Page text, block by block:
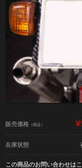
販売価格 （税込）
在庫状態
この商品のお問い合わせは